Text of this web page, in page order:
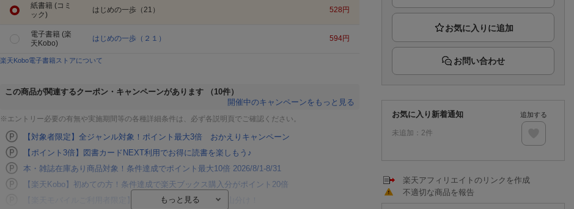
紙書籍 (コミ
ック)
はじめの一歩（21） 528 円
電子書籍 (楽
天Kobo)
はじめの一歩（２１） 594円
楽天Kobo電子書籍ストアについて
この商品が関連するクーポン・キャンペーンがあります
（10件）
開催中のキャンペーンをもっと見る
※エントリー必要の有無や実施期間等の各種詳細条件は、必ず各説明頁でご確認ください。
【対象者限定】全ジャンル対象！ポイント最大3倍 おかえりキャンペーン
【ポイント3倍】図書カードNEXT利用でお得に読書を楽しもう♪
本・雑誌在庫あり商品対象！条件達成でポイント最大10倍 2026/8/1-8/31
【楽天Kobo】初めての方！条件達成で楽天ブックス購入分がポイント20倍
【楽天モバイルご利用者限定】条件達成で100万ポイント山分け！
お問い合わせ
お気に入り新着通知
未追加： 2件
追加する
楽天アフィリエイトのリンクを作成
不適切な商品を報告